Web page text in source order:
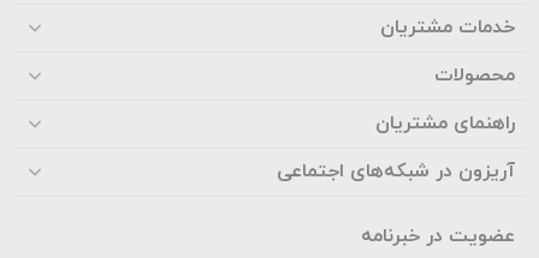
خدمات مشتریان
محصولات
راهنمای مشتریان
آریزون در شبکه‌های اجتماعی
عضویت در خبرنامه